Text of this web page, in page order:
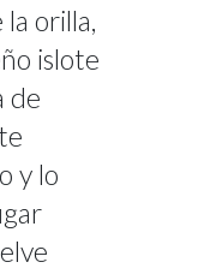
la orilla,
islote
de
y lo